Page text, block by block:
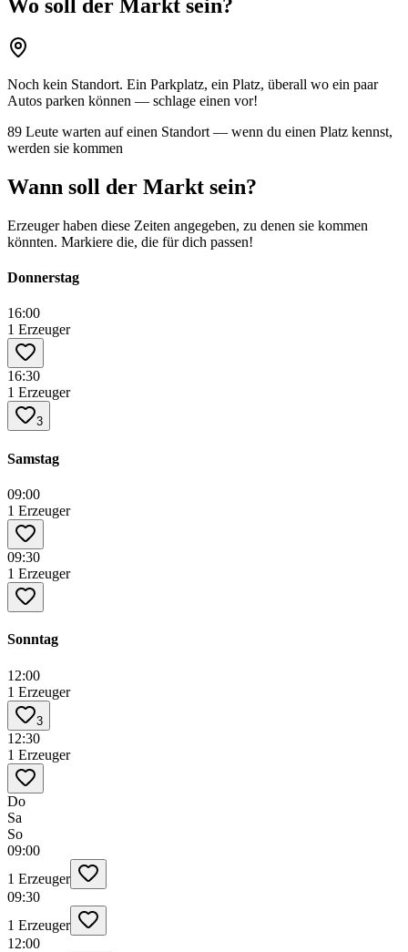
Wo soll der Markt sein?
Noch kein Standort. Ein Parkplatz, ein Platz, überall wo ein paar
Autos parken können — schlage einen vor!
89 Leute warten auf einen Standort — wenn du einen Platz kennst,
werden sie kommen
Wann soll der Markt sein?
Erzeuger haben diese Zeiten angegeben, zu denen sie kommen
könnten. Markiere die, die für dich passen!
Donnerstag
16:00
1 Erzeuger
16:30
1 Erzeuger
3
Samstag
09:00
1 Erzeuger
09:30
1 Erzeuger
Sonntag
12:00
1 Erzeuger
3
12:30
1 Erzeuger
Do
Sa
So
09:00
1 Erzeuger
09:30
1 Erzeuger
12:00